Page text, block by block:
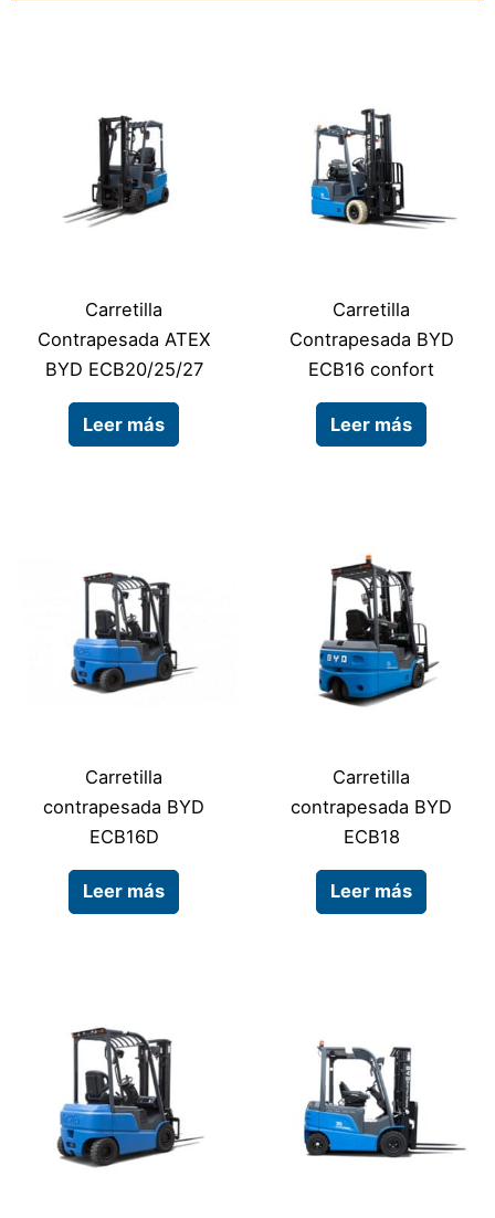
Carretilla
Contrapesada ATEX
BYD ECB20/25/27
Leer más
Carretilla
Contrapesada BYD
ECB16 confort
Leer más
Carretilla
contrapesada BYD
ECB16D
Leer más
Carretilla
contrapesada BYD
ECB18
Leer más